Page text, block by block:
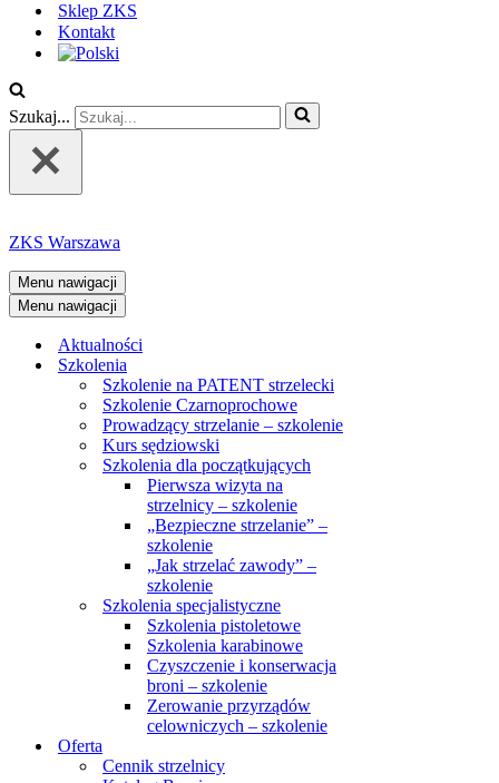
Sklep ZKS
Kontakt
Szukaj...
ZKS Warszawa
Menu nawigacji
Menu nawigacji
Aktualności
Szkolenia
Szkolenie na PATENT strzelecki
Szkolenie Czarnoprochowe
Prowadzący strzelanie – szkolenie
Kurs sędziowski
Szkolenia dla początkujących
Pierwsza wizyta na
strzelnicy – szkolenie
„Bezpieczne strzelanie” –
szkolenie
„Jak strzelać zawody” –
szkolenie
Szkolenia specjalistyczne
Szkolenia pistoletowe
Szkolenia karabinowe
Czyszczenie i konserwacja
broni – szkolenie
Zerowanie przyrządów
celowniczych – szkolenie
Oferta
Cennik strzelnicy